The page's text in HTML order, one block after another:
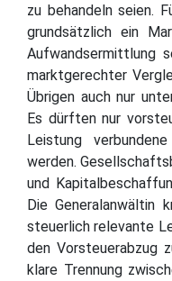
zu behandeln seien.
grundsätzlich ein
Aufwandsermittlung
marktgerechter
Übrigen auch nur
Es dürften nur
Leistung
werden.
und
Die Generalanwältin
steuerlich relevante
den Vorsteuerabzug
klare Trennung